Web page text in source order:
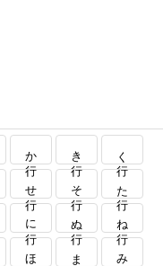
か行 き行 く行
せ行 そ行 た行
に行 ぬ行 ね行
ほ行 ま行 み行